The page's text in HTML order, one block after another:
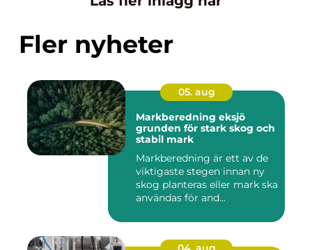
Fler nyheter
05. aug
Markberedning eksjö
grunden för stark skog och
stabil mark
Markberedning är ett av de
viktigaste stegen innan ny
skog planteras eller mark ska
användas för and...